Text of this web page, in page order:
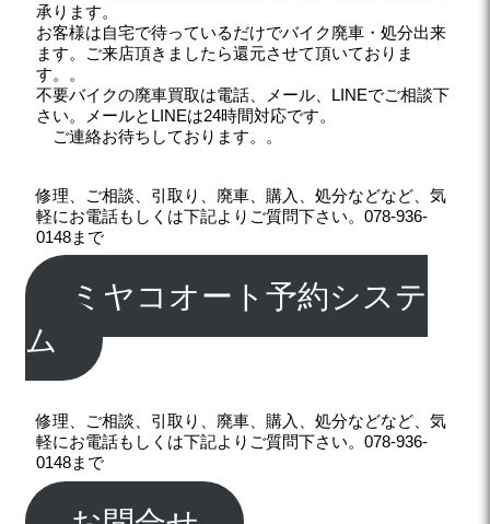
承ります。
お客様は自宅で待っているだけでバイク廃車・処分出来
ます。ご来店頂きましたら還元させて頂いておりま
す。。
不要バイクの廃車買取は電話、メール、LINEでご相談下
さい。メールとLINEは24時間対応です。
ご連絡お待ちしております。。
修理、ご相談、引取り、廃車、購入、処分などなど、気
軽にお電話もしくは下記よりご質問下さい。078-936-
0148まで
ミヤコオート予約システ
ム
修理、ご相談、引取り、廃車、購入、処分などなど、気
軽にお電話もしくは下記よりご質問下さい。078-936-
0148まで